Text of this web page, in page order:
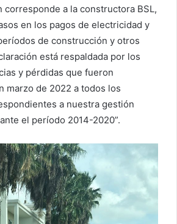
corresponde a la constructora BSL,
en los pagos de electricidad y
de construcción y otros
está respaldada por los
y pérdidas que fueron
marzo de 2022 a todos los
a nuestra gestión
el período 2014-2020”.